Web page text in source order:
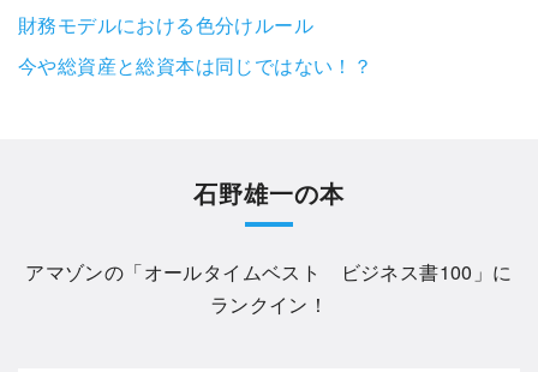
財務モデルにおける色分けルール
今や総資産と総資本は同じではない！？
石野雄一の本
アマゾンの「オールタイムベスト ビジネス書100 」に
ランクイン！